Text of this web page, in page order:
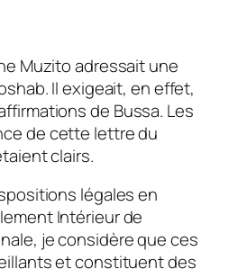
Muzito adressait une
Il exigeait, en effet,
de Bussa. Les
de cette lettre du
clairs.
légales en
Intérieur de
je considère que ces
et constituent des